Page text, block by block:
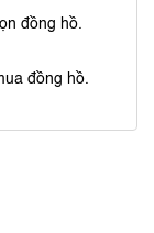
đồng hồ.
đồng hồ.